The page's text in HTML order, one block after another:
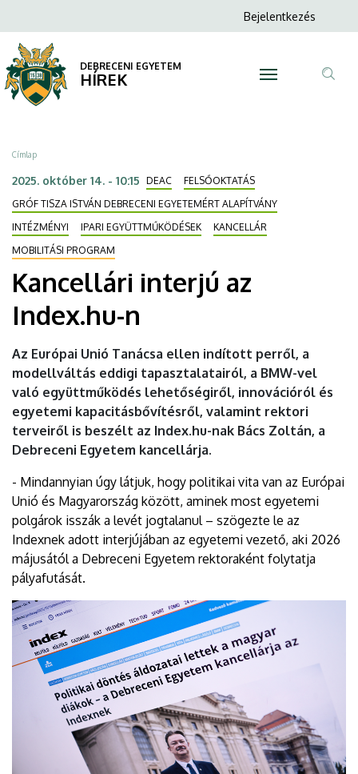
interjú
az
Index.hu-
n
DEBRECENI
EGYETEM
a
tartalomra
Anonim
menüje
Bejelentkezés
DEBRECENI EGYETEM
HÍREK
Morzsa
Címlap
2025. október 14. - 10:15 DEAC
FELSŐOKTATÁS
GRÓF TISZA ISTVÁN DEBRECENI EGYETEMÉRT ALAPÍTVÁNY
INTÉZMÉNYI
IPARI EGYÜTTMŰKÖDÉSEK
KANCELLÁR
MOBILITÁSI PROGRAM
Kancellári interjú az
Index.hu-n
Az Európai Unió Tanácsa ellen indított perről, a
modellváltás eddigi tapasztalatairól, a BMW-vel
való együttműködés lehetőségiről, innovációról és
egyetemi kapacitásbővítésről, valamint rektori
terveiről is beszélt az Index.hu-nak Bács Zoltán, a
Debreceni Egyetem kancellárja.
- Mindannyian úgy látjuk, hogy politikai vita van az Európai
Unió és Magyarország között, aminek most egyetemi
polgárok isszák a levét jogtalanul – szögezte le az
Indexnek adott interjújában az egyetemi vezető, aki 2026
májusától a Debreceni Egyetem rektoraként folytatja
pályafutását.